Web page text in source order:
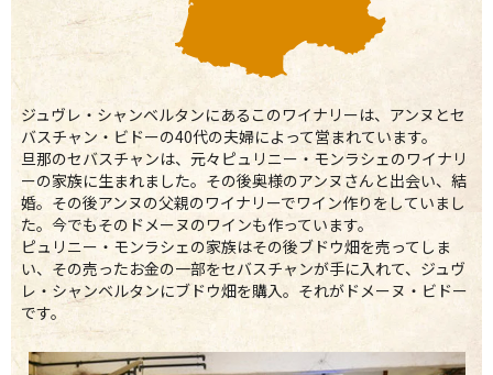
ジュヴレ・シャンベルタンにあるこのワイナリーは、アンヌとセ
バスチャン・ビドーの40代の夫婦によって営まれています。
旦那のセバスチャンは、元々ピュリニー・モンラシェのワイナリ
ーの家族に生まれました。その後奥様のアンヌさんと出会い、結
婚。その後アンヌの父親のワイナリーでワイン作りをしていまし
た。今でもそのドメーヌのワインも作っています。
ピュリニー・モンラシェの家族はその後ブドウ畑を売ってしま
い、その売ったお金の一部をセバスチャンが手に入れて、ジュヴ
レ・シャンベルタンにブドウ畑を購入。それがドメーヌ・ビドー
です。